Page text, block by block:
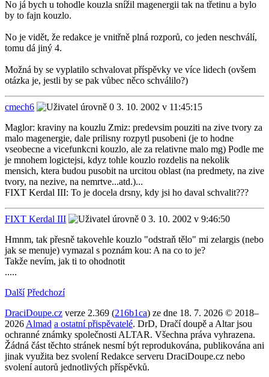
No já bych u tohodle kouzla snížil magenergii tak na třetinu a bylo
by to fajn kouzlo.
No je vidět, že redakce je vnitřně plná rozporů, co jeden neschválí,
tomu dá jiný 4.
Možná by se vyplatilo schvalovat příspěvky ve více lidech (ovšem
otázka je, jestli by se pak vůbec něco schválilo?)
cmech6
3. 10. 2002 v 11:45:15
Maglor: kraviny na kouzlu Zmiz: predevsim pouziti na zive tvory za
malo magenergie, dale prilisny rozpytl pusobeni (je to hodne
vseobecne a vicefunkcni kouzlo, ale za relativne malo mg) Podle me
je mnohem logictejsi, kdyz tohle kouzlo rozdelis na nekolik
mensich, ktera budou pusobit na urcitou oblast (na predmety, na zive
tvory, na nezive, na nemrtve...atd.)...
FIXT Kerdal III: To je docela drsny, kdy jsi ho daval schvalit???
FIXT Kerdal III
3. 10. 2002 v 9:46:50
Hmnm, tak přesně takovehle kouzlo "odstraň tělo" mi zelargis (nebo
jak se menuje) vymazal s poznám kou: A na co to je?
Takže nevím, jak ti to ohodnotit
.....
Další Předchozí
DraciDoupe.cz verze 2.369 (216b1ca) ze dne 18. 7. 2026 © 2018–
2026 Almad a ostatní přispěvatelé. DrD, Dračí doupě a Altar jsou
ochranné známky společnosti ALTAR. Všechna práva vyhrazena.
Žádná část těchto stránek nesmí být reprodukována, publikována ani
jinak využita bez svolení Redakce serveru DraciDoupe.cz nebo
svolení autorů jednotlivých příspěvků.